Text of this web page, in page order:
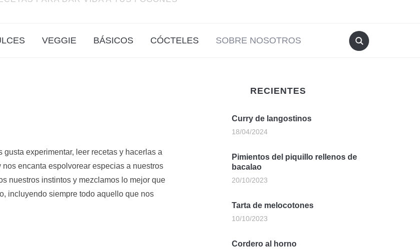
VEGGIE BÁSICOS CÓCTELES SOBRE NOSOTROS
experimentar, leer recetas y hacerlas a
encanta espolvorear especias a nuestros
nuestros instintos y mezclamos lo mejor que
incluyendo siempre todo aquello que nos
RECIENTES
Curry de langostinos
18/04/2024
Pimientos del piquillo rellenos de
bacalao
20/10/2023
Tarta de melocotones
10/10/2023
Cordero al horno